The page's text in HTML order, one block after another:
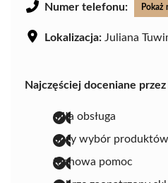
Numer telefonu: Pokaż
Lokalizacja: Juliana
Najczęściej doceniane
miła obsługa
duży wybór produktów
fachowa pomoc